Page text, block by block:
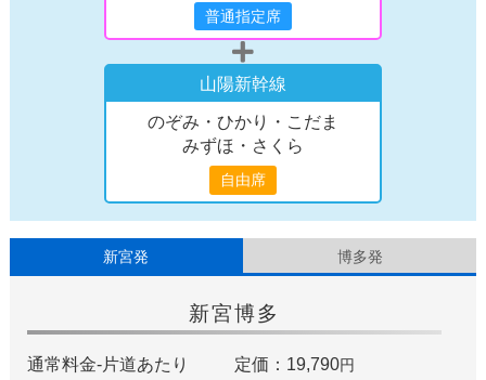
普通指定席
山陽新幹線
のぞみ・ひかり・こだま
みずほ・さくら
自由席
新宮発 博多発
新宮博多
通常料金-片道あたり 定価：19,790円